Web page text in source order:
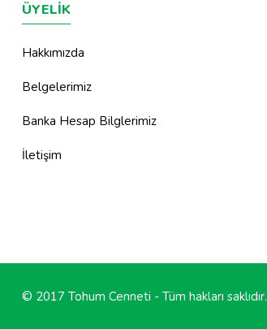
ÜYELİK
Hakkımızda
Belgelerimiz
Banka Hesap Bilglerimiz
İletişim
© 2017 Tohum Cenneti - Tüm hakları saklıdır.